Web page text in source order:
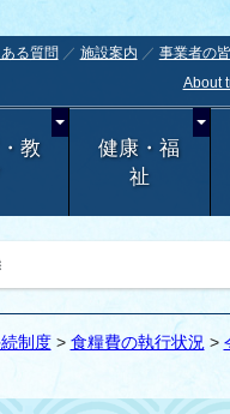
る質問 施設案内 事業者の
About
教
健康・福
祉
制度> 食糧費の執行状況 >